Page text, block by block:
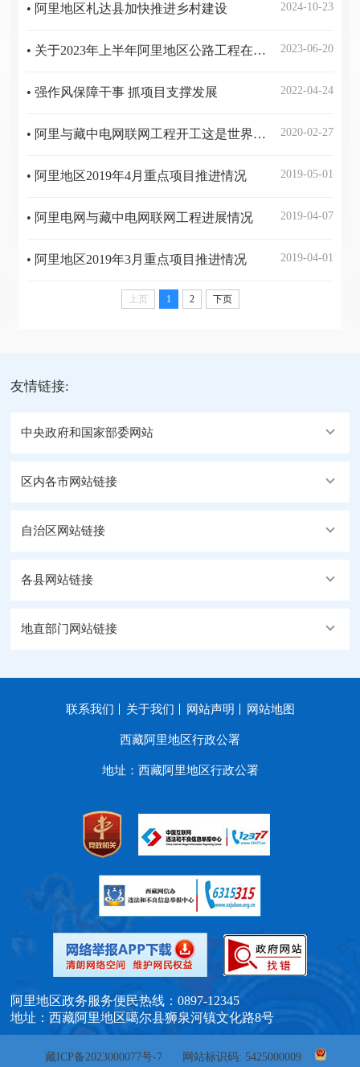
2024-10-23
• 阿里地区札达县加快推进乡村建设
2023-06-20
• 关于2023年上半年阿里地区公路工程在建项目质量监管工作情况的公示
2022-04-24
• 强作风保障干事 抓项目支撑发展
2020-02-27
• 阿里与藏中电网联网工程开工这是世界海拔最高的输变电工程，建成后西藏统一电网将形成
2019-05-01
• 阿里地区2019年4月重点项目推进情况
2019-04-07
• 阿里电网与藏中电网联网工程进展情况
2019-04-01
• 阿里地区2019年3月重点项目推进情况
上页 1 2 下页
友情链接:
中央政府和国家部委网站
区内各市网站链接
自治区网站链接
各县网站链接
地直部门网站链接
联系我们 关于我们 网站声明 网站地图
西藏阿里地区行政公署
地址：西藏阿里地区行政公署
阿里地区政务服务便民热线：0897-12345
地址：西藏阿里地区噶尔县狮泉河镇文化路8号
藏ICP备2023000077号-7 网站标识码: 5425000009